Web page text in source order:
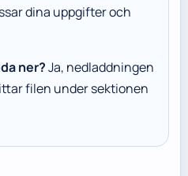
dina uppgifter och
ner?Ja, nedladdningen
filen under sektionen